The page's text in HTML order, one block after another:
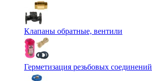
Клапаны обратные, вентили
Герметизация резьбовых соединений